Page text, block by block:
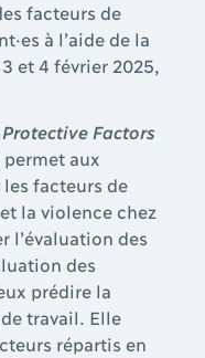
facteurs de
à l’aide de la
et 4 février 2025,
Factors
permet aux
facteurs de
la violence chez
l’évaluation des
des
prédire la
travail. Elle
répartis en